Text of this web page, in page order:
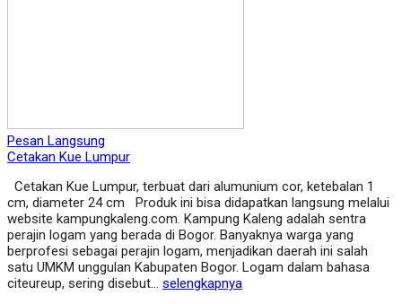
Pesan Langsung
Cetakan Kue Lumpur
Cetakan Kue Lumpur, terbuat dari alumunium cor, ketebalan 1
cm, diameter 24 cm Produk ini bisa didapatkan langsung melalui
website kampungkaleng.com. Kampung Kaleng adalah sentra
perajin logam yang berada di Bogor. Banyaknya warga yang
berprofesi sebagai perajin logam, menjadikan daerah ini salah
satu UMKM unggulan Kabupaten Bogor. Logam dalam bahasa
citeureup, sering disebut… selengkapnya